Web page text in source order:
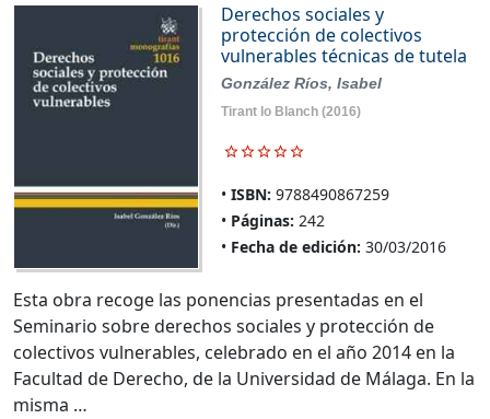
Derechos sociales y
protección de colectivos
vulnerables técnicas de tutela
González Ríos, Isabel
Tirant lo Blanch(2016)
ISBN: 9788490867259
Páginas: 242
Fecha de edición: 30/03/2016
Esta obra recoge las ponencias presentadas en el
Seminario sobre derechos sociales y protección de
colectivos vulnerables, celebrado en el año 2014 en la
Facultad de Derecho, de la Universidad de Málaga. En la
misma …